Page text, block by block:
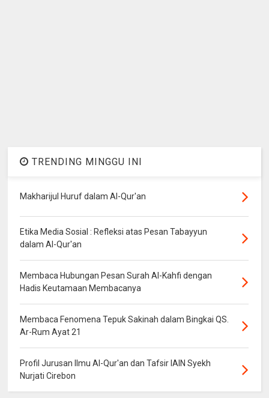
TRENDING MINGGU INI
Makharijul Huruf dalam Al-Qur'an
Etika Media Sosial : Refleksi atas Pesan Tabayyun
dalam Al-Qur'an
Membaca Hubungan Pesan Surah Al-Kahfi dengan
Hadis Keutamaan Membacanya
Membaca Fenomena Tepuk Sakinah dalam Bingkai QS.
Ar-Rum Ayat 21
Profil Jurusan Ilmu Al-Qur'an dan Tafsir IAIN Syekh
Nurjati Cirebon